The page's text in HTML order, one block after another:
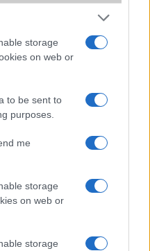
storage
on web or
to be sent to
purposes.
me
storage
on web or
storage